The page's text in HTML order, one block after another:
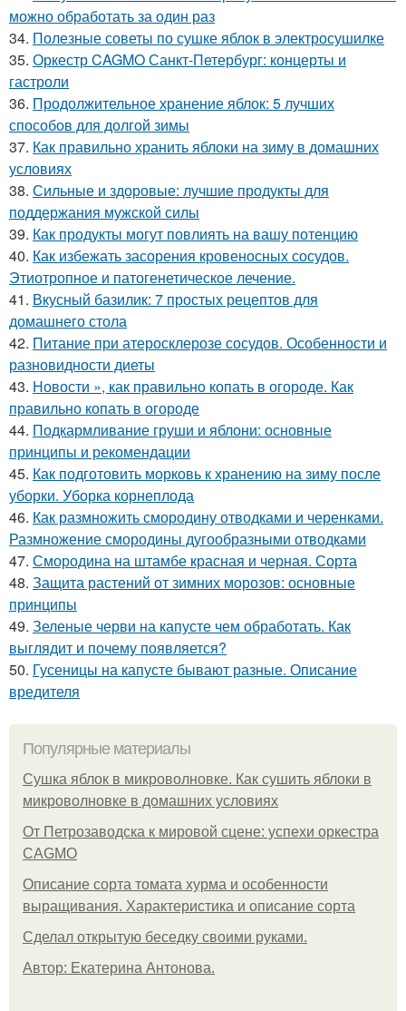
можно обработать за один раз
34. Полезные советы по сушке яблок в электросушилке
35. Оркестр CAGMO Санкт-Петербург: концерты и
гастроли
36. Продолжительное хранение яблок: 5 лучших
способов для долгой зимы
37. Как правильно хранить яблоки на зиму в домашних
условиях
38. Сильные и здоровые: лучшие продукты для
поддержания мужской силы
39. Как продукты могут повлиять на вашу потенцию
40. Как избежать засорения кровеносных сосудов.
Этиотропное и патогенетическое лечение.
41. Вкусный базилик: 7 простых рецептов для
домашнего стола
42. Питание при атеросклерозе сосудов. Особенности и
разновидности диеты
43. Новости », как правильно копать в огороде. Как
правильно копать в огороде
44. Подкармливание груши и яблони: основные
принципы и рекомендации
45. Как подготовить морковь к хранению на зиму после
уборки. Уборка корнеплода
46. Как размножить смородину отводками и черенками.
Размножение смородины дугообразными отводками
47. Смородина на штамбе красная и черная. Сорта
48. Защита растений от зимних морозов: основные
принципы
49. Зеленые черви на капусте чем обработать. Как
выглядит и почему появляется?
50. Гусеницы на капусте бывают разные. Описание
вредителя
Популярные материалы
Сушка яблок в микроволновке. Как сушить яблоки в
микроволновке в домашних условиях
От Петрозаводска к мировой сцене: успехи оркестра
CAGMO
Описание сорта томата хурма и особенности
выращивания. Характеристика и описание сорта
Сделал открытую беседку своими руками.
Автор: Екатерина Антонова.